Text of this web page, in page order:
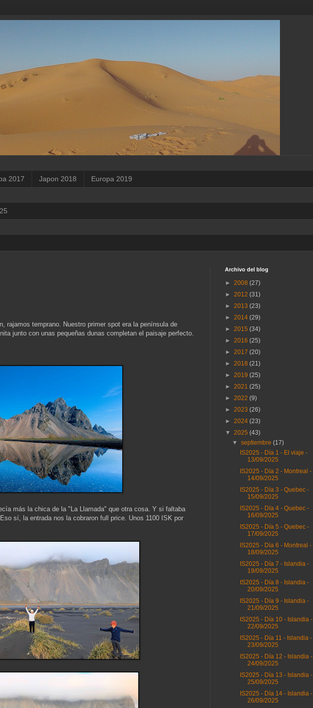
2017 Japon 2018 Europa 2019
rajamos temprano. Nuestro primer spot era la península de
junto con unas pequeñas dunas completan el paisaje perfecto.
más la chica de la "La Llamada" que otra cosa. Y si faltaba
sí, la entrada nos la cobraron full price. Unos 1100 ISK por
Archivo del blog
► 2008 (27)
► 2012 (31)
► 2013 (23)
► 2014 (29)
► 2015 (34)
► 2016 (25)
► 2017 (20)
► 2018 (21)
► 2019 (25)
► 2021 (25)
► 2022 (9)
► 2023 (26)
► 2024 (23)
▼ 2025 (43)
▼septiembre(17)
IS2025 - Día 1 - El viaje -
13/09/2025
IS2025 - Día 2 - Montreal -
14/09/2025
IS2025 - Día 3 - Quebec -
15/09/2025
IS2025 - Día 4 - Quebec -
16/09/2025
IS2025 - Día 5 - Quebec -
17/09/2025
IS2025 - Día 6 - Montreal -
18/09/2025
IS2025 - Día 7 - Islandia -
19/09/2025
IS2025 - Día 8 - Islandia -
20/09/2025
IS2025 - Día 9 - Islandia -
21/09/2025
IS2025 - Día 10 - Islandia -
22/09/2025
IS2025 - Día 11 - Islandia -
23/09/2025
IS2025 - Día 12 - Islandia -
24/09/2025
IS2025 - Día 13 - Islandia -
25/09/2025
IS2025 - Día 14 - Islandia -
26/09/2025